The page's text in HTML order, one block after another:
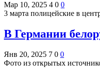
Мар 10, 2025 4 0 0
3 марта полицейские в
В Германии
Янв 20, 2025 7 0 0
Фото из открытых